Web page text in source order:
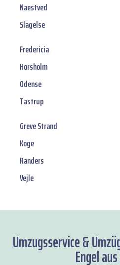
Naestved
Slagelse
Fredericia
Horsholm
Odense
Tastrup
Greve Strand
Koge
Randers
Vejle
Umzugsservice &
Engel